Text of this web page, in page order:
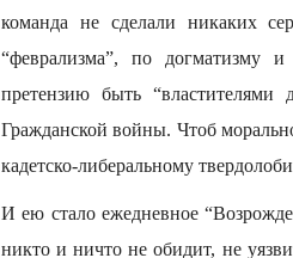
команда не сделали никаких
“феврализма”, по догматизму
претензию быть
Гражданской войны. Чтоб
кадетско-либеральному
И ею стало ежедневное
никто и ничто не обидит, не